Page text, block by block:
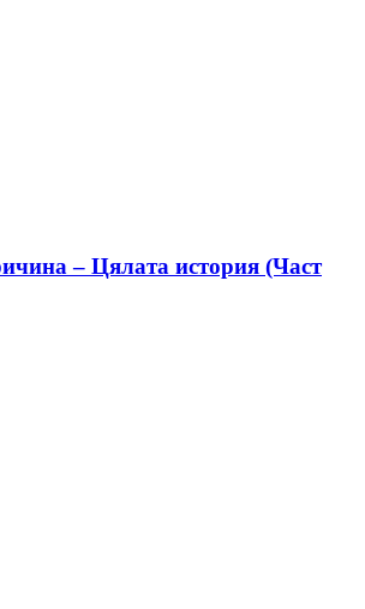
– Цялата история (Част